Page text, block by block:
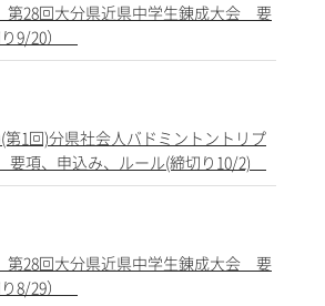
第28回大分県近県中学生錬成大会 要
9/20）
第1回)分県社会人バドミントントリプ
項、申込み、ルール(締切り10/2)
第28回大分県近県中学生錬成大会 要
8/29）